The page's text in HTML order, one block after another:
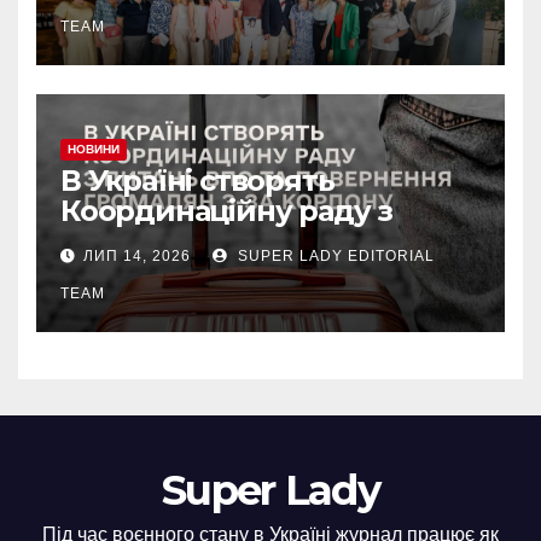
часу», який об’єднав
лідерів українського
бізнесу
TEAM
НОВИНИ
В Україні створять
Координаційну раду з
питань ВПО та
добровільного повернення
громадян з-за кордону.
ЛИП 14, 2026 SUPER LADY EDITORIAL
TEAM
Super Lady
Під час воєнного стану в Україні журнал працює як